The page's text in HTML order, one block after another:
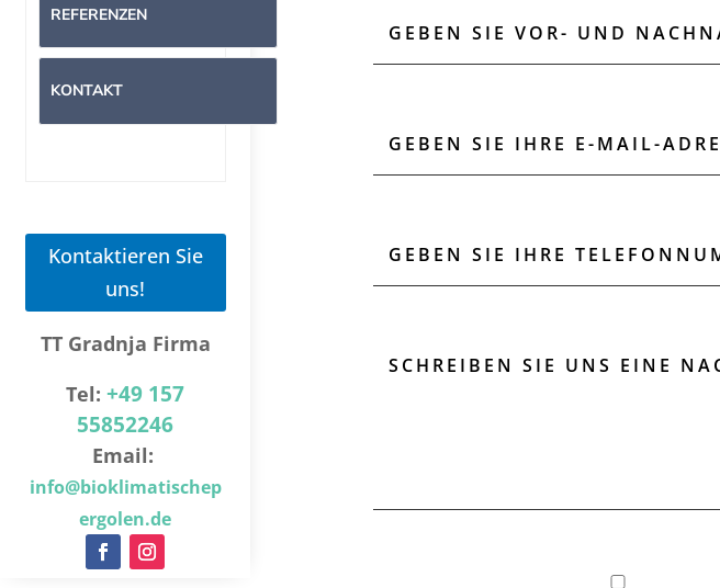
REFERENZEN
KONTAKT
Kontaktieren Sie
uns!
TT Gradnja Firma
Tel: +49 157
55852246
Email:
info@bioklimatischep
ergolen.de